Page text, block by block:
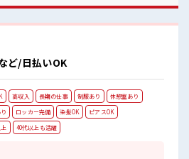
プUP目指していきましょう！ ≪自分に合
≫ 福利厚生が整った派遣のお仕事です！ ■
事！
ど/日払いOK
高収入 長期の仕事 制服あり
休憩室あり
ロッカー完備 染髪OK
ピアスOK
40代以上も活躍